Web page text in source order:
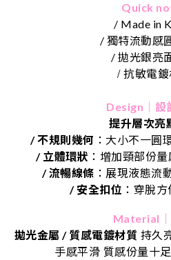
Quick
/ Made in
/ 獨特流動感
/ 拋光銀亮
/ 抗敏電鍍
Design｜設
提升層次亮
/ 不規則幾何 ：大小不一圓
/ 立體環狀 ：增加頸部份
/ 流暢線條 ：展現液態流
/ 安全扣位 ：穿脫方
Material
拋光金屬 / 質感電鍍材質 持久
手感平滑 質感份量十足